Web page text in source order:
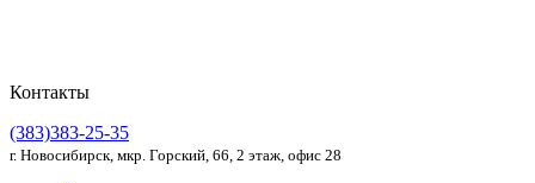
Контакты
(383)383-25-35
г. Новосибирск, мкр. Горский, 66, 2 этаж, офис 28